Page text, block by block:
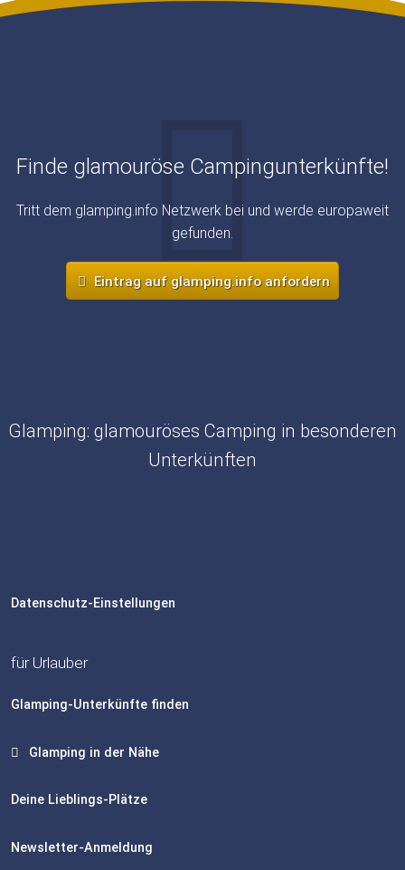
Finde glamouröse Campingunterkünfte!
Tritt dem glamping.info Netzwerk bei und werde europaweit
gefunden.
Eintrag auf glamping.info anfordern
Glamping: glamouröses Camping in besonderen
Unterkünften
Datenschutz-Einstellungen
für Urlauber
Glamping-Unterkünfte finden
Glamping in der Nähe
Deine Lieblings-Plätze
Newsletter-Anmeldung